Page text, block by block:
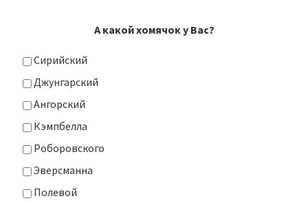
А какой хомячок у Вас?
Сирийский
Джунгарский
Ангорский
Кэмпбелла
Роборовского
Эверсманна
Полевой